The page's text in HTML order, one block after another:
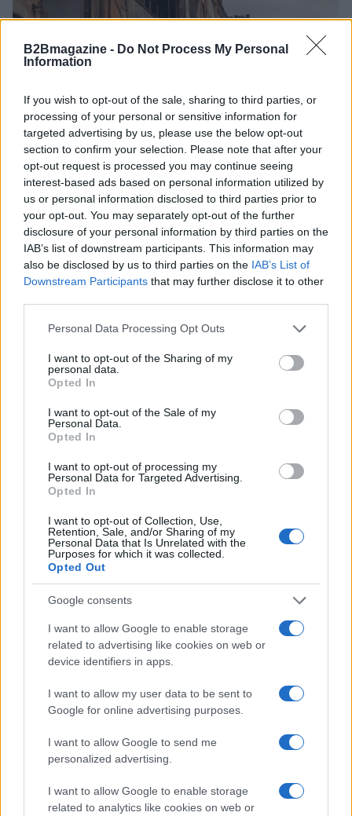
B2Bmagazine - Do Not Process My Personal
Information
If you wish to opt-out of the sale, sharing to third parties, or
processing of your personal or sensitive information for
targeted advertising by us, please use the below opt-out
section to confirm your selection. Please note that after your
opt-out request is processed you may continue seeing
interest-based ads based on personal information utilized by
us or personal information disclosed to third parties prior to
your opt-out. You may separately opt-out of the further
disclosure of your personal information by third parties on the
IAB’s list of downstream participants. This information may
also be disclosed by us to third parties on the IAB’s List of
Downstream Participants that may further disclose it to other
Please note that this website/app uses one or more Google
not limited to your visit or usage behaviour. You may click to
grant or deny consent to Google and its third-party tags to
use your data for below specified purposes in below Google
consent section.
Personal Data Processing Opt Outs
I want to opt-out of the Sharing of my
personal data.
Opted In
I want to opt-out of the Sale of my
Personal Data.
Opted In
I want to opt-out of processing my
Personal Data for Targeted Advertising.
Opted In
I want to opt-out of Collection, Use,
Retention, Sale, and/or Sharing of my
Personal Data that Is Unrelated with the
Purposes for which it was collected.
Opted Out
Google consents
I want to allow Google to enable storage
related to advertising like cookies on web or
device identifiers in apps.
I want to allow my user data to be sent to
Google for online advertising purposes.
I want to allow Google to send me
personalized advertising.
I want to allow Google to enable storage
related to analytics like cookies on web or
Monitoraggio fibre aerodisperse amianto: cosa
cambia nel 2026
Andrea Innocenti · 8 Ago 2026
SERVIZI PER LE AZIENDE
Come l’AI sta trasformando il lavoro dei responsabili
dell’innovazione
Andrea Innocenti · 8 Ago 2026
SERVIZI PER LE AZIENDE
le novità del modello OT23 2027
Susanna Riva · 8 Ago 2026